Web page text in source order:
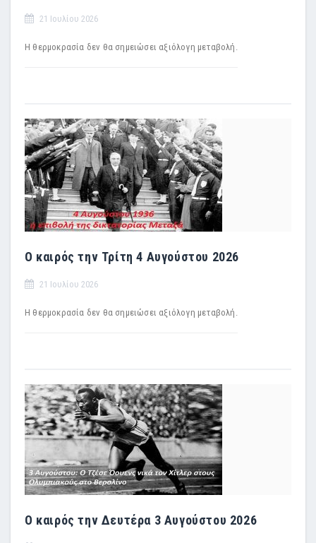
21 Ιουλίου 2026
Η θερμοκρασία δεν θα σημειώσει αξιόλογη μεταβολή.
Ο καιρός την Τρίτη 4 Αυγούστου 2026
21 Ιουλίου 2026
Η θερμοκρασία δεν θα σημειώσει αξιόλογη μεταβολή.
Ο καιρός την Δευτέρα 3 Αυγούστου 2026